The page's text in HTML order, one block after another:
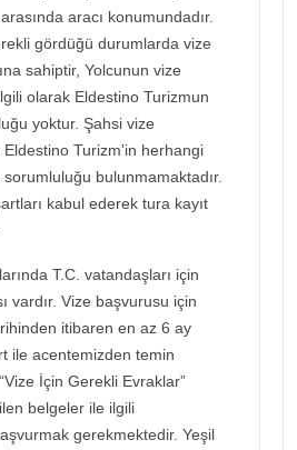
aracı konumundadır.
gördüğü durumlarda vize
sahiptir, Yolcunun vize
olarak Eldestino Turizmun
yoktur. Şahsi vize
Eldestino Turizm'in herhangi
sorumluluğu bulunmamaktadır.
kabul ederek tura kayıt
T.C. vatandaşları için
vardır. Vize başvurusu için
itibaren en az 6 ay
ile acentemizden temin
İçin Gerekli Evraklar”
belgeler ile ilgili
gerekmektedir. Yeşil